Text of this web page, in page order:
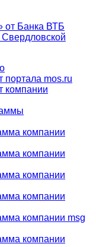
от Банка ВТБ
портала mos.ru
компании
компании
компании
компании
компании
компании msg
компании